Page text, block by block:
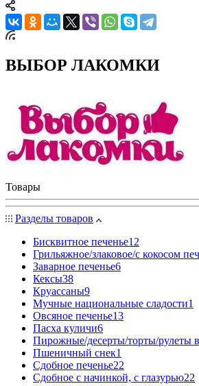
ВЫБОР ЛАКОМКИ
Товары
Разделы товаров
Бисквитное печенье12
Грильяжное/злаковое/с кокосом
Заварное печенье6
Кексы38
Круассаны9
Мучные национальные сладости1
Овсяное печенье13
Пасха куличи6
Пирожные/десерты/торты/рулеты
Пшеничный снек1
Сдобное печенье22
Сдобное с начинкой, с глазурью22